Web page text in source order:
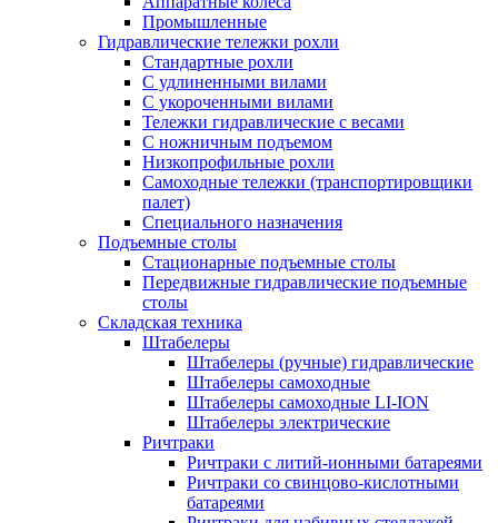
Промышленные
Гидравлические тележки рохли
Стандартные рохли
С удлиненными вилами
С укороченными вилами
Тележки гидравлические с весами
С ножничным подъемом
Низкопрофильные рохли
Самоходные тележки (транспортировщики
палет)
Специального назначения
Подъемные столы
Стационарные подъемные столы
Передвижные гидравлические подъемные
столы
Складская техника
Штабелеры
Штабелеры (ручные) гидравлические
Штабелеры самоходные
Штабелеры самоходные LI-ION
Штабелеры электрические
Ричтраки
Ричтраки с литий-ионными батареями
Ричтраки со свинцово-кислотными
батареями